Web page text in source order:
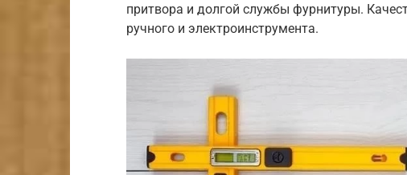
притвора и долгой службы фурнитуры.
ручного и электроинструмента.